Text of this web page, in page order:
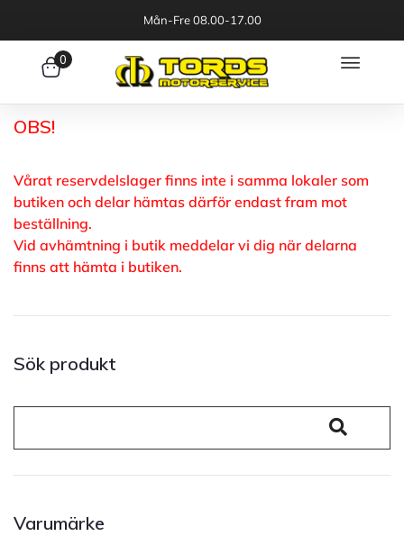
Mån-Fre 08.00-17.00
0
OBS!
Vårat reservdelslager finns inte i samma lokaler som
butiken och delar hämtas därför endast fram mot
beställning.
Vid avhämtning i butik meddelar vi dig när delarna
finns att hämta i butiken.
Sök produkt
Varumärke